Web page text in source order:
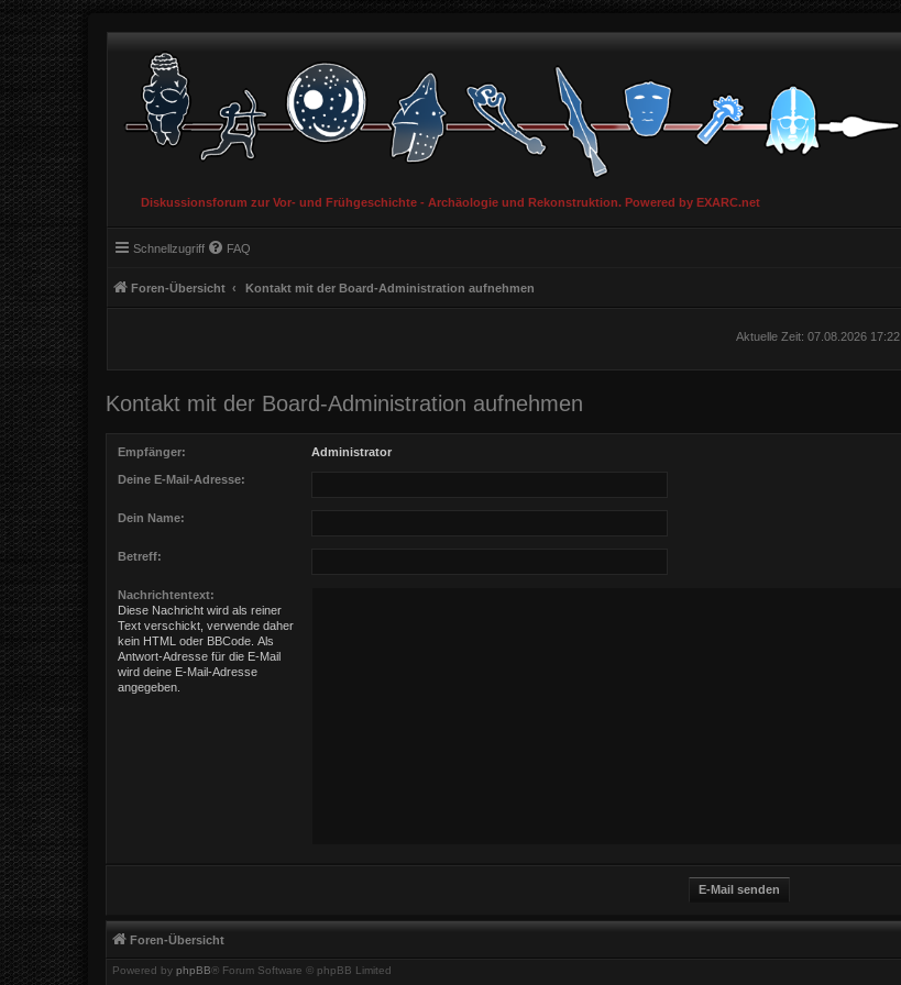
Diskussionsforum zur Vor- und Frühgeschichte - Archäologie und Rekonstruktion. Powered by EXARC.net
Schnellzugriff FAQ
Foren-Übersicht Kontakt mit der Board-Administration aufnehmen
Aktuelle Zeit: 07.08.2026 17:22
Kontakt mit der Board-Administration aufnehmen
Empfänger: Administrator
Deine E-Mail-Adresse:
Dein Name:
Betreff:
Nachrichtentext:
Diese Nachricht wird als reiner
Text verschickt, verwende daher
kein HTML oder BBCode. Als
Antwort-Adresse für die E-Mail
wird deine E-Mail-Adresse
angegeben.
Foren-Übersicht
Powered by phpBB® Forum Software © phpBB Limited